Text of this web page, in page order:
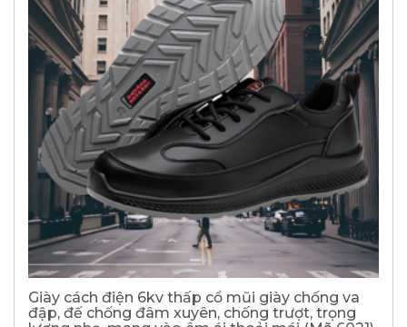
Giày cách điện 6kv thấp cổ mũi giày chống va
đập, đế chống đâm xuyên, chống trượt, trọng